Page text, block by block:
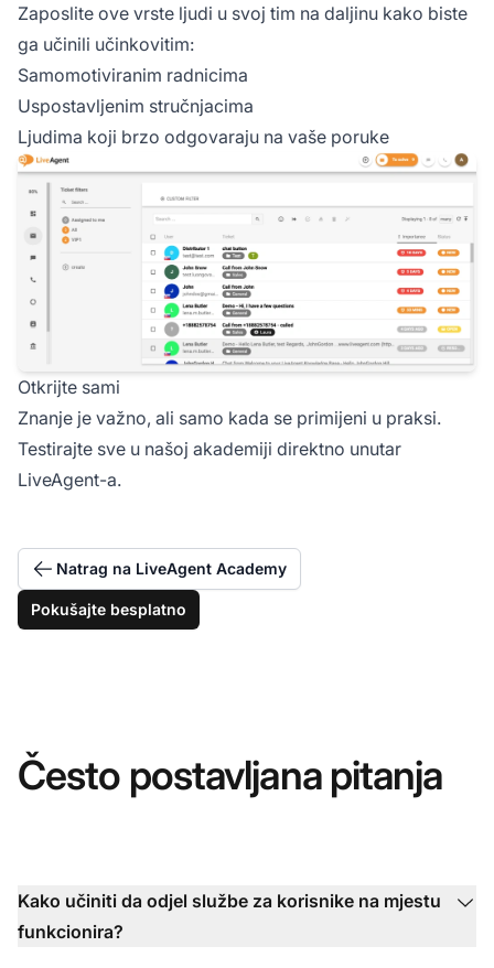
Zaposlite ove vrste ljudi u svoj tim na daljinu kako biste
ga učinili učinkovitim:
Samomotiviranim radnicima
Uspostavljenim stručnjacima
Ljudima koji brzo odgovaraju na vaše poruke
Otkrijte sami
Znanje je važno, ali samo kada se primijeni u praksi.
Testirajte sve u našoj akademiji direktno unutar
LiveAgent-a.
Natrag na LiveAgent Academy
Pokušajte besplatno
Često postavljana pitanja
Kako učiniti da odjel službe za korisnike na mjestu
funkcionira?